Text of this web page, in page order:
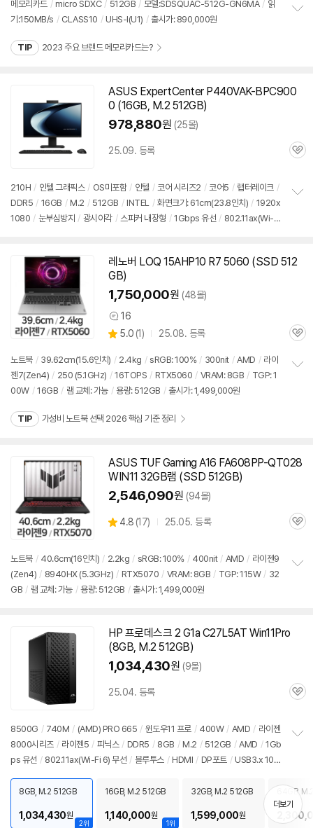
메모리카드 / micro SDXC / 512GB / 모델:SDSQUAC-512G-GN6MA / 읽
기:150MB/s / CLASS10 / UHS-I(U1) / 출시가: 890,000원
TIP 2023 주요 브랜드 메모리카드는?
ASUS ExpertCenter P440VAK-BPC900
0 (16GB, M.2 512GB)
978,880원 (25몰)
25.09. 등록
관
210H / 인텔 그래픽스 / OS미포함 / 인텔 / 코어 시리즈2 / 코어5 / 랩터레이크 /
DDR5 / 16GB / M.2 / 512GB / INTEL / 화면크기: 61cm(23.8인치) / 1920x
1080 / 눈부심방지 / 광시야각 / 스피커 내장형 / 1Gbps 유선 / 802.11ax(Wi-Fi
레노버 LOQ 15AHP10 R7 5060 (SSD 512
GB)
1,750,000원 (48몰)
상
품
견
16
별
점
5.0 (상
리
뷰
1) 25.08. 등록
관
노트북 / 39.62cm(15.6인치) / 2.4kg / sRGB: 100% / 300nit / AMD / 라이
젠7(Zen4) / 250 (5.1GHz) / 16TOPS / RTX5060 / VRAM: 8GB / TGP: 1
00W / 16GB / 램 교체: 가능 / 용량: 512GB / 출시가: 1,499,000원
TIP 가성비 노트북 선택 2026 핵심 기준 정리
ASUS TUF Gaming A16 FA608PP-QT028
WIN11 32GB램 (SSD 512GB)
2,546,090원 (94몰)
별
4.8 (상
17) 25.05. 등록
관
노트북 / 40.6cm(16인치) / 2.2kg / sRGB: 100% / 400nit / AMD / 라이젠9
(Zen4) / 8940HX (5.3GHz) / RTX5070 / VRAM: 8GB / TGP: 115W / 32
GB / 램 교체: 가능 / 용량: 512GB / 출시가: 1,499,000원
HP 프로데스크 2 G1a C27L5AT Win11Pro
(8GB, M.2 512GB)
1,034,430원 (9몰)
25.04. 등록
관
8500G / 740M / (AMD) PRO 665 / 윈도우11 프로 / 400W / AMD / 라이젠
8000시리즈 / 라이젠5 / 피닉스 / DDR5 / 8GB / M.2 / 512GB / AMD / 1Gb
ps 유선 / 802.11ax(Wi-Fi 6) 무선 / 블루투스 / HDMI / DP포트 / USB3.x 10G
/ 구성변경상품 / 출시가: 1,499,000원
치
기
2위
8GB, M.2 512GB
1,034,430원
1위
16GB, M.2 512GB
1,140,000원
32GB, M.2 512GB
1,599,000원
64GB,
더보기